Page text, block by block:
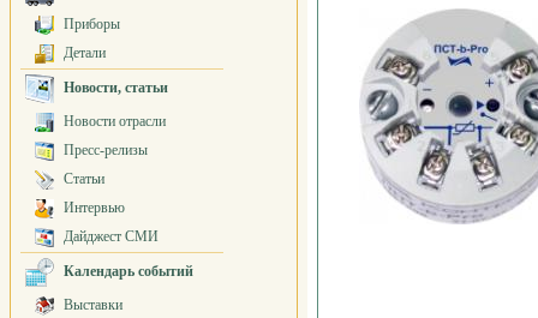
Приборы
Детали
Новости, статьи
Новости отрасли
Пресс-релизы
Статьи
Интервью
Дайджест СМИ
Календарь событий
Выставки